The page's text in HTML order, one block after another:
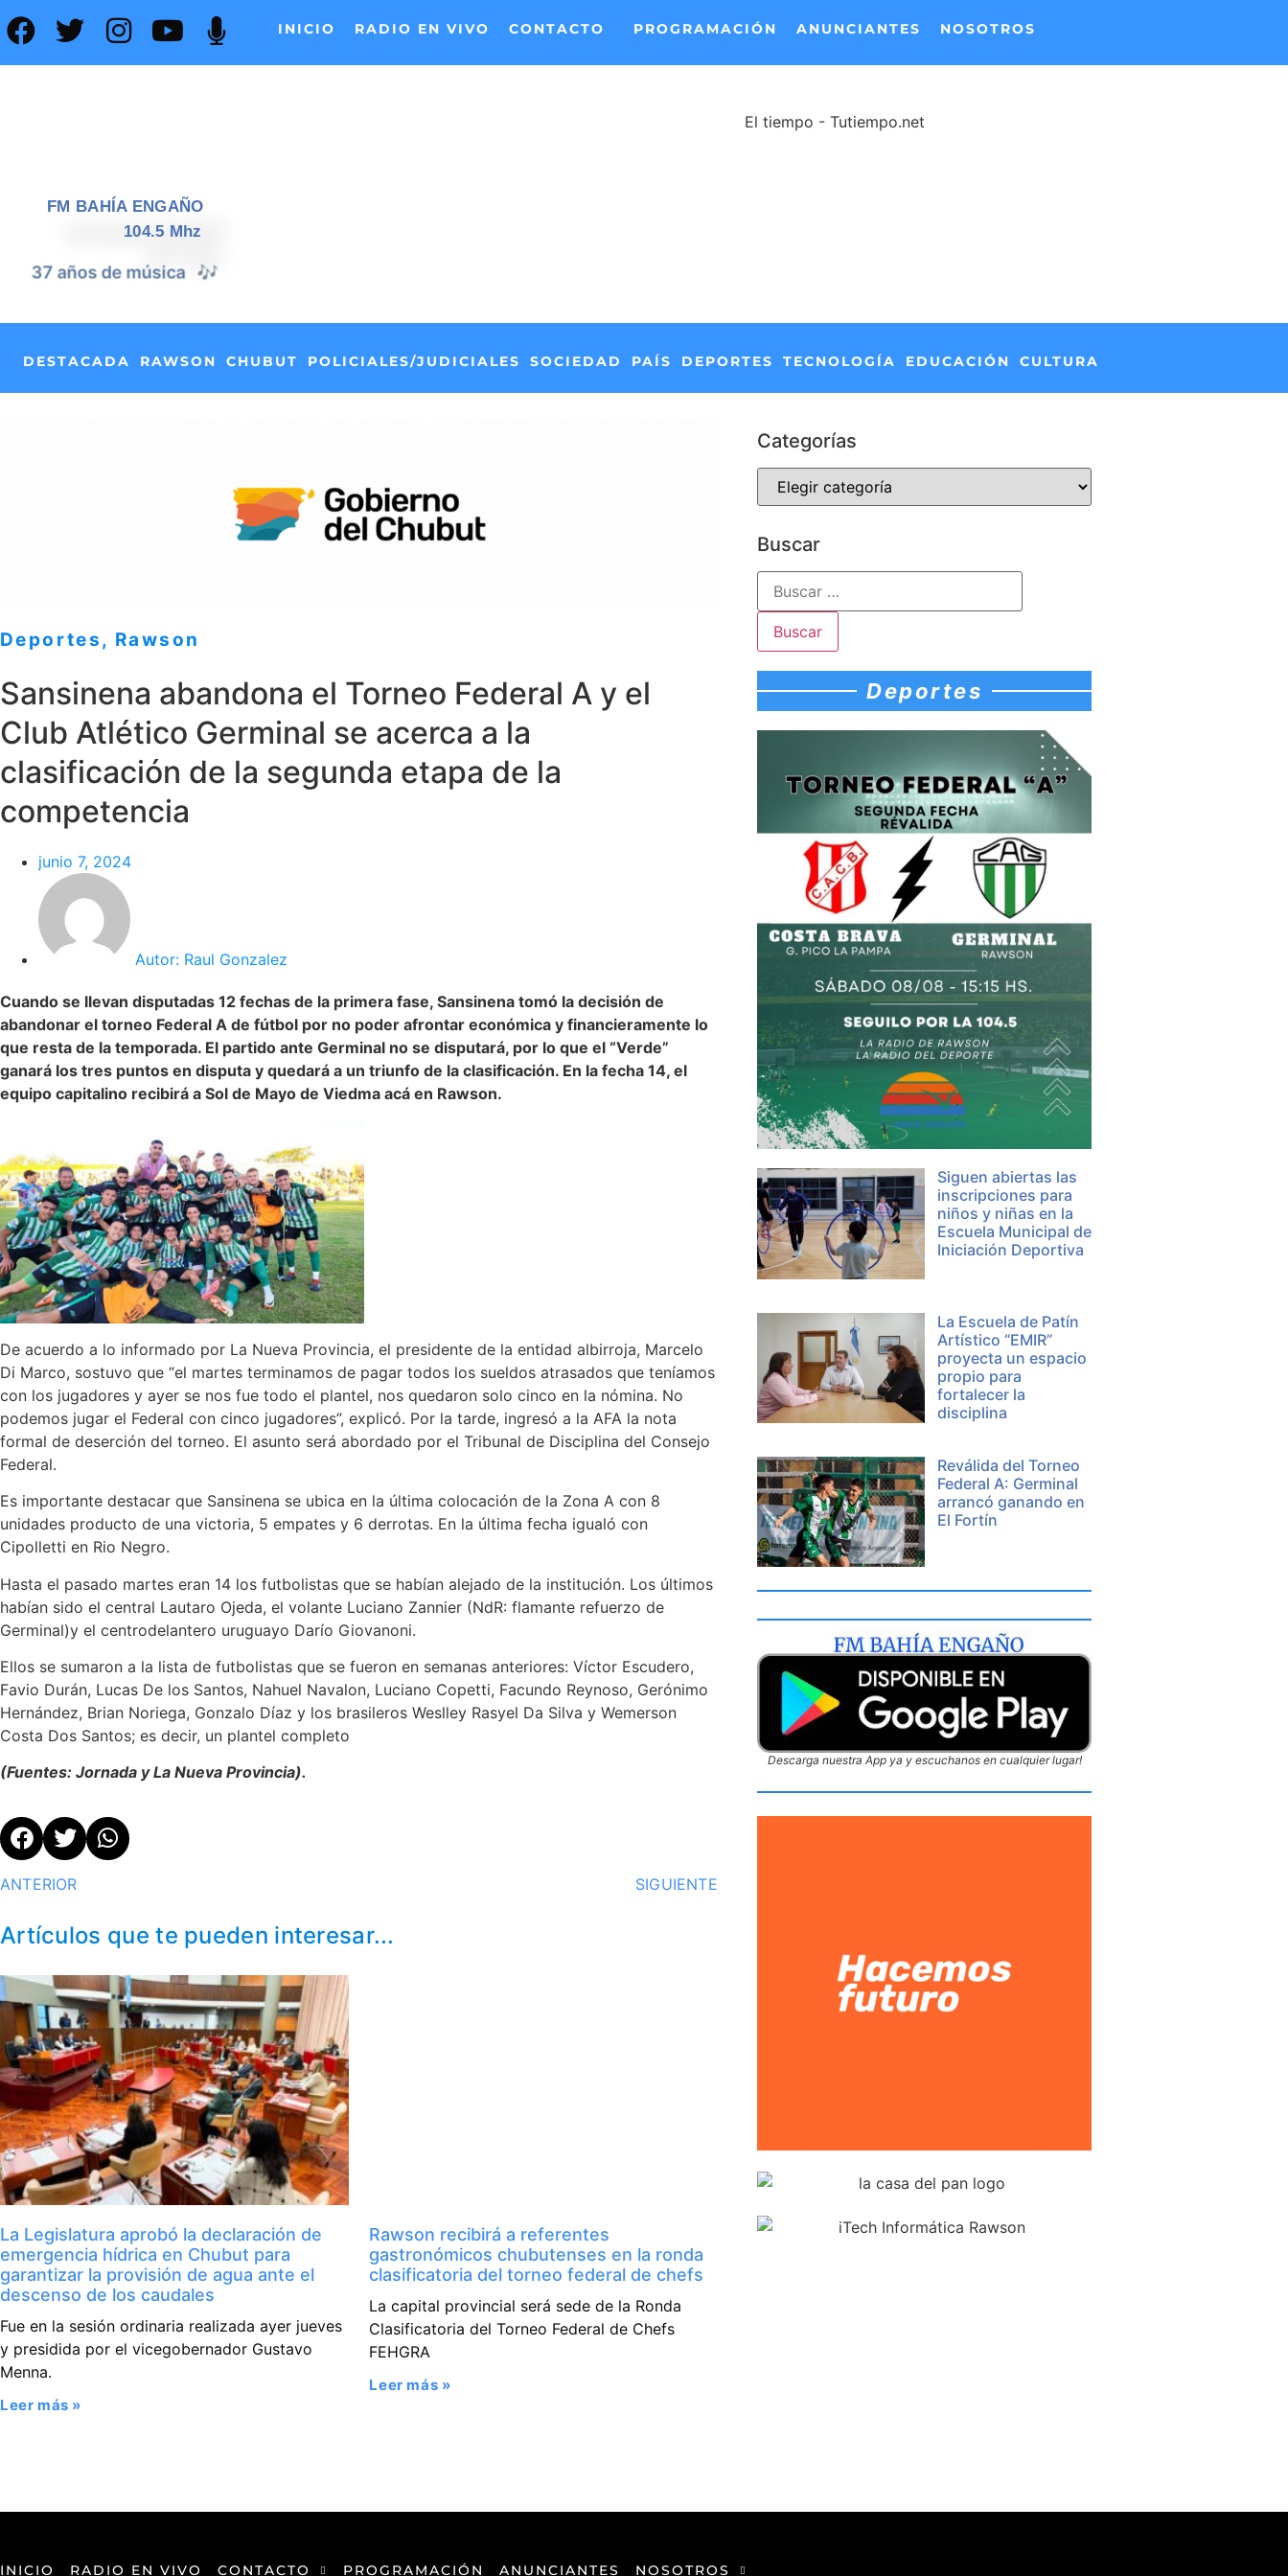
INICIO RADIO EN VIVO CONTACTO PROGRAMACIÓN ANUNCIANTES NOSOTROS
FM BAHÍA ENGAÑO
104.5 Mhz
37 años de noticias 📰
El tiempo - Tutiempo.net
DESTACADA RAWSON CHUBUT POLICIALES/JUDICIALES SOCIEDAD PAÍS DEPORTES TECNOLOGÍA EDUCACIÓN CULTURA
Deportes, Rawson
Sansinena abandona el Torneo Federal A y el
Club Atlético Germinal se acerca a la
clasificación de la segunda etapa de la
competencia
junio 7, 2024
Autor: Raul Gonzalez
Cuando se llevan disputadas 12 fechas de la primera fase, Sansinena tomó la decisión de
abandonar el torneo Federal A de fútbol por no poder afrontar económica y financieramente lo
que resta de la temporada. El partido ante Germinal no se disputará, por lo que el “Verde”
ganará los tres puntos en disputa y quedará a un triunfo de la clasificación. En la fecha 14, el
equipo capitalino recibirá a Sol de Mayo de Viedma acá en Rawson.
De acuerdo a lo informado por La Nueva Provincia, el presidente de la entidad albirroja, Marcelo
Di Marco, sostuvo que “el martes terminamos de pagar todos los sueldos atrasados que teníamos
con los jugadores y ayer se nos fue todo el plantel, nos quedaron solo cinco en la nómina. No
podemos jugar el Federal con cinco jugadores”, explicó. Por la tarde, ingresó a la AFA la nota
formal de deserción del torneo. El asunto será abordado por el Tribunal de Disciplina del Consejo
Federal.
Es importante destacar que Sansinena se ubica en la última colocación de la Zona A con 8
unidades producto de una victoria, 5 empates y 6 derrotas. En la última fecha igualó con
Cipolletti en Rio Negro.
Hasta el pasado martes eran 14 los futbolistas que se habían alejado de la institución. Los últimos
habían sido el central Lautaro Ojeda, el volante Luciano Zannier (NdR: flamante refuerzo de
Germinal)y el centrodelantero uruguayo Darío Giovanoni.
Ellos se sumaron a la lista de futbolistas que se fueron en semanas anteriores: Víctor Escudero,
Favio Durán, Lucas De los Santos, Nahuel Navalon, Luciano Copetti, Facundo Reynoso, Gerónimo
Hernández, Brian Noriega, Gonzalo Díaz y los brasileros Weslley Rasyel Da Silva y Wemerson
Costa Dos Santos; es decir, un plantel completo
(Fuentes: Jornada y La Nueva Provincia).
ANTERIOR SIGUIENTE
Artículos que te pueden interesar...
La Legislatura aprobó la declaración de
emergencia hídrica en Chubut para
garantizar la provisión de agua ante el
descenso de los caudales
Fue en la sesión ordinaria realizada ayer jueves
y presidida por el vicegobernador Gustavo
Menna.
Leer más »
Rawson recibirá a referentes
gastronómicos chubutenses en la ronda
clasificatoria del torneo federal de chefs
La capital provincial será sede de la Ronda
Clasificatoria del Torneo Federal de Chefs
FEHGRA
Leer más »
Categorías
Buscar
Deportes
Siguen abiertas las
inscripciones para
niños y niñas en la
Escuela Municipal de
Iniciación Deportiva
La Escuela de Patín
Artístico “EMIR”
proyecta un espacio
propio para
fortalecer la
disciplina
Reválida del Torneo
Federal A: Germinal
arrancó ganando en
El Fortín
Descarga nuestra App ya y escuchanos en cualquier lugar!
INICIO RADIO EN VIVO CONTACTO PROGRAMACIÓN ANUNCIANTES NOSOTROS